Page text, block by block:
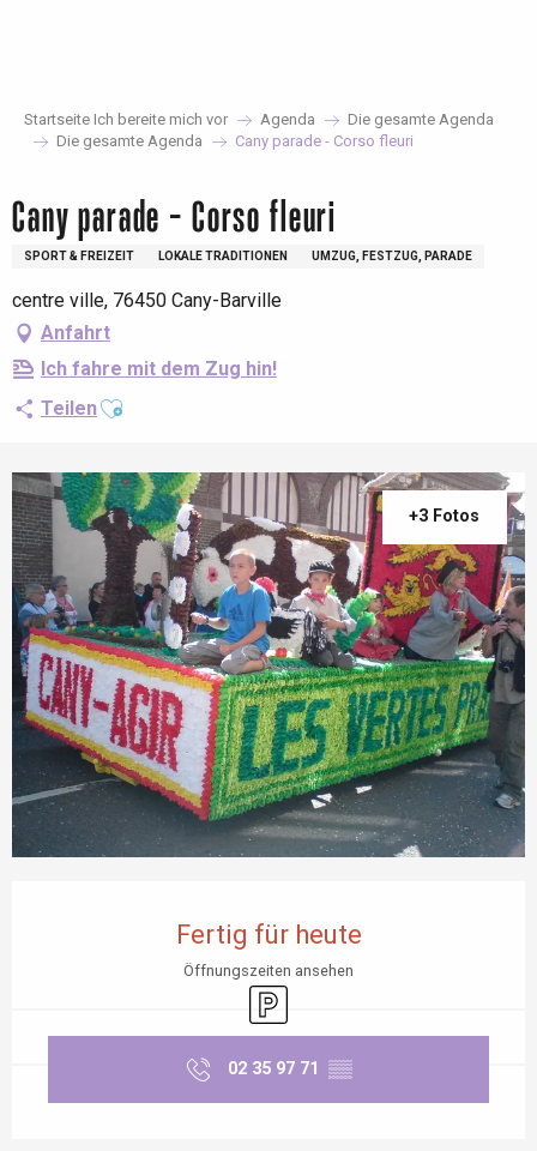
Startseite Ich bereite mich vor Agenda
Die gesamte Agenda
Die gesamte Agenda
Cany parade - Corso fleuri
Cany parade - Corso fleuri
SPORT & FREIZEIT LOKALE TRADITIONEN UMZUG, FESTZUG, PARADE
centre ville, 76450 Cany-Barville
Anfahrt
Ich fahre mit dem Zug hin!
TeilenAjouter aux favoris
+3 Fotos
Fertig für heute
Öffnungszeiten ansehen
Parkplatz
02 35 97 71 ▒▒